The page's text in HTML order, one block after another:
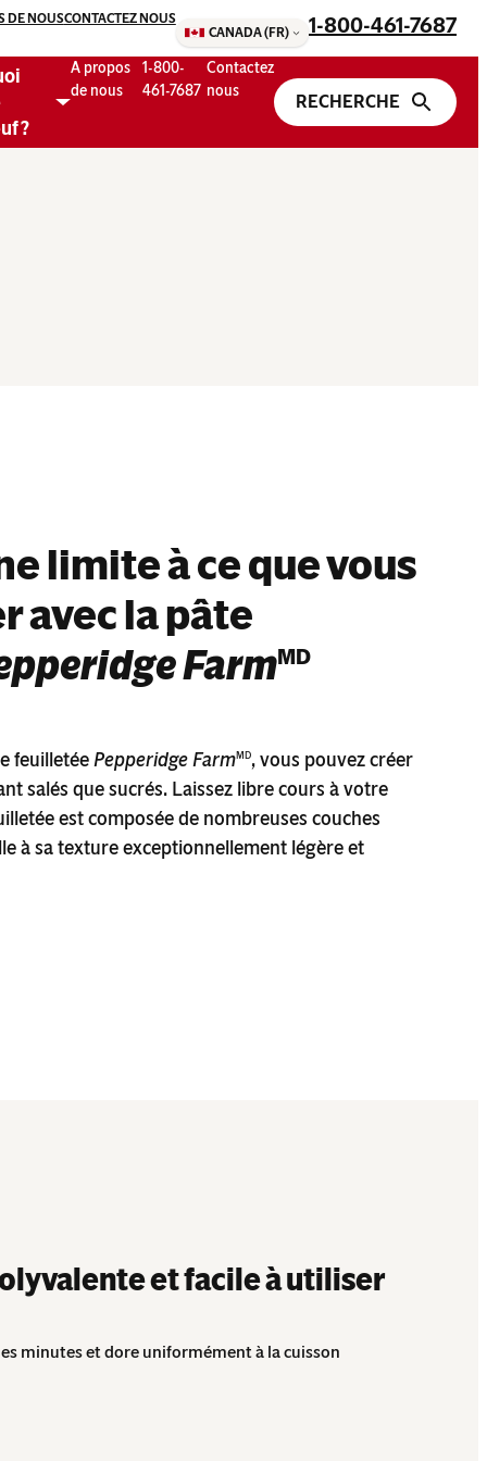
DE NOUSCONTACTEZ NOUS
CANADA (FR)
1-800-461-7687
?
A propos
de nous
1-800-
461-7687
Contactez
nous
limite à ce que vous
avec la pâte
FarmMD
feuilletéePepperidge FarmMD, vous pouvez créer
salés que sucrés. Laissez libre cours à votre
est composée de nombreuses couches
à sa texture exceptionnellement légère et
et facile à utiliser
minutes et dore uniformément à la cuisson